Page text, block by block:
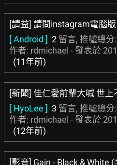
[請益] 請問instagram電腦
[ Android ] 2 留言, 推噓總分:
作者: rdmichael - 發表於
(11年前)
[新聞] 佳仁愛前輩大喊 世上
[ HyoLee ] 3 留言, 推噓總分:
作者: rdmichael - 發表於
(12年前)
[影音] Gain - Black & White